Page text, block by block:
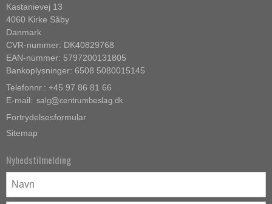
Kastanievej 13
4060 Kirke Såby
Danmark
CVR-nummer: DK40829768
EAN-nummer: 5797200131805
Bankoplysninger: 6508 5080015145
Telefonnr.: +45 97 86 81 66
E-mail:
Fortrydelsesformular
Sitemap
Nyhedstilmelding